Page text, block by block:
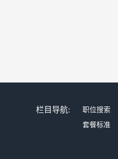
栏目导航: 职位搜索
套餐标准